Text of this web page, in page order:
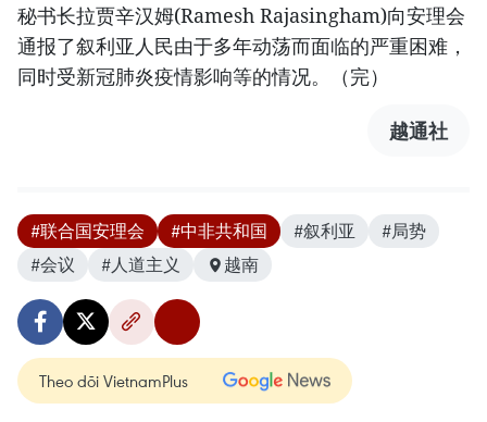
秘书长拉贾辛汉姆(Ramesh Rajasingham)向安理会
通报了叙利亚人民由于多年动荡而面临的严重困难，
同时受新冠肺炎疫情影响等的情况。（完）
越通社
#联合国安理会 #中非共和国 #叙利亚
#局势
#会议
#人道主义 越南
Theo dõi VietnamPlus